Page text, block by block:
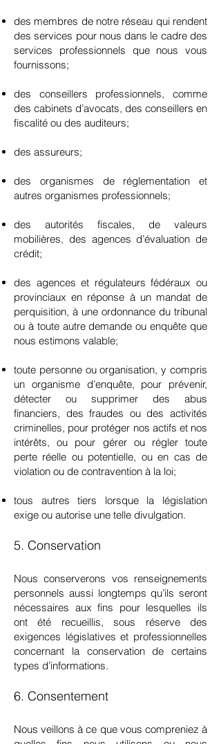
des membres de notre réseau qui rendent
des services pour nous dans le cadre des
services professionnels que nous vous
fournissons;
des conseillers professionnels, comme
des cabinets d’avocats, des conseillers en
fiscalité ou des auditeurs;
des assureurs;
des organismes de réglementation et
autres organismes professionnels;
des autorités fiscales, de valeurs
mobilières, des agences d’évaluation de
crédit;
des agences et régulateurs fédéraux ou
provinciaux en réponse à un mandat de
perquisition, à une ordonnance du tribunal
ou à toute autre demande ou enquête que
nous estimons valable;
toute personne ou organisation, y compris
un organisme d’enquête, pour prévenir,
détecter ou supprimer des abus
financiers, des fraudes ou des activités
criminelles, pour protéger nos actifs et nos
intérêts, ou pour gérer ou régler toute
perte réelle ou potentielle, ou en cas de
violation ou de contravention à la loi;
tous autres tiers lorsque la législation
exige ou autorise une telle divulgation.
5. Conservation
Nous conserverons vos renseignements
personnels aussi longtemps qu’ils seront
nécessaires aux fins pour lesquelles ils
ont été recueillis, sous réserve des
exigences législatives et professionnelles
concernant la conservation de certains
types d’informations.
6. Consentement
Nous veillons à ce que vous compreniez à